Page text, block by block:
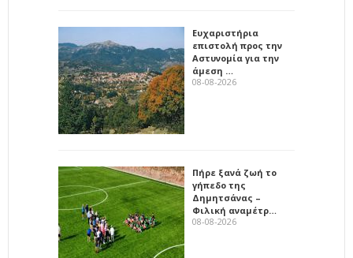
Ευχαριστήρια
επιστολή προς την
Αστυνομία για την
άμεση …
08-08-2026
Πήρε ξανά ζωή το
γήπεδο της
Δημητσάνας –
Φιλική αναμέτρ…
08-08-2026